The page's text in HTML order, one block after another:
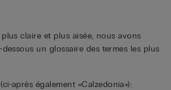
claire et plus aisée, nous avons
un glossaire des termes les plus
après également «Calzedonia»):